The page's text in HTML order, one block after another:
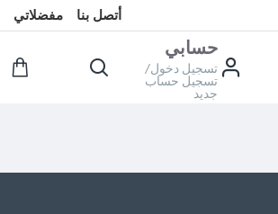
أتصل بنا مفضلاتي
حسابي
تسجيل دخول/
تسجيل حساب
جديد